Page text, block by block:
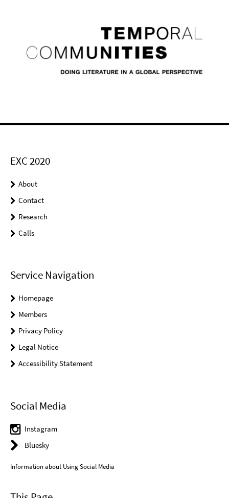
EXC 2020
About
Contact
Research
Calls
Service Navigation
Homepage
Members
Privacy Policy
Legal Notice
Accessibility Statement
Social Media
Instagram
Bluesky
Information about Using Social Media